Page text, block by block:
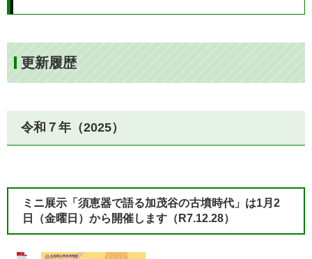
更新履歴
令和７年（2025）​
ミニ展示「須恵器で語る加茂谷の古墳時代」は1月2
日（金曜日）から開催します （R7.12.28）